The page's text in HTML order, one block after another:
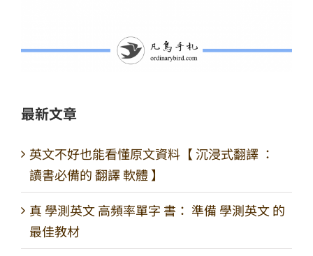
最新文章
英文不好也能看懂原文資料【 沉浸式翻譯 ：
讀書必備的 翻譯 軟體 】
真 學測英文 高頻率單字 書： 準備 學測英文 的
最佳教材